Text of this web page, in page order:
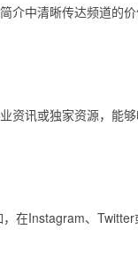
介中清晰传达频道的
资讯或独家资源，能
在Instagram、